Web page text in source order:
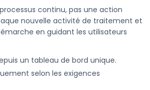
continu, pas une action
nouvelle activité de traitement et
en guidant les utilisateurs
un tableau de bord unique.
selon les exigences